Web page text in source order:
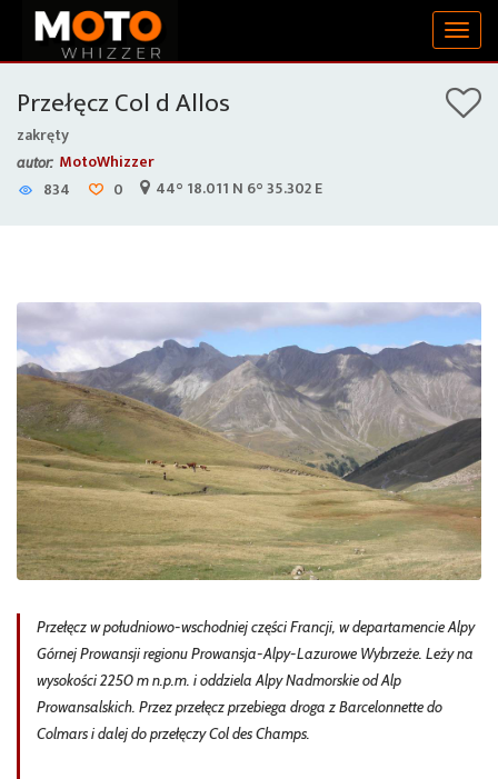
Przełęcz Col d Allos
zakręty
autor: MotoWhizzer
834
0 44° 18.011 N 6° 35.302 E
Przełęcz w południowo-wschodniej części Francji, w departamencie Alpy
Górnej Prowansji regionu Prowansja-Alpy-Lazurowe Wybrzeże. Leży na
wysokości 2250 m n.p.m. i oddziela Alpy Nadmorskie od Alp
Prowansalskich. Przez przełęcz przebiega droga z Barcelonnette do
Colmars i dalej do przełęczy Col des Champs.